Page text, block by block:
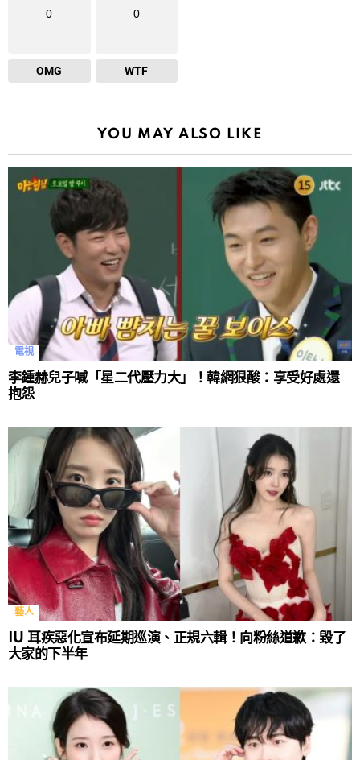
0
OMG
0
WTF
YOU MAY ALSO LIKE
電視
李鍾赫兒子喊「星二代壓力大」！韓網狠酸：享受好處還
抱怨
藝人
IU 耳疾惡化宣布延期巡演、正規六輯！向粉絲道歉：毀了
大家的下半年